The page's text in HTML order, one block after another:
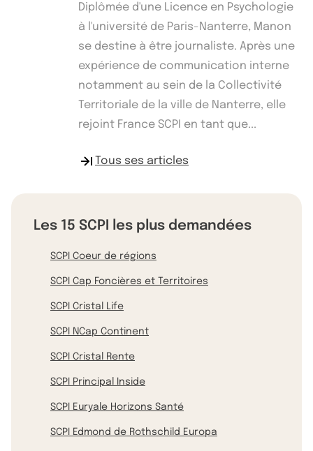
Diplômée d'une Licence en Psychologie
à l'université de Paris-Nanterre, Manon
se destine à être journaliste. Après une
expérience de communication interne
notamment au sein de la Collectivité
Territoriale de la ville de Nanterre, elle
rejoint France SCPI en tant que...
Tous ses articles
Les 15 SCPI les plus demandées
SCPI Coeur de régions
SCPI Cap Foncières et Territoires
SCPI Cristal Life
SCPI NCap Continent
SCPI Cristal Rente
SCPI Principal Inside
SCPI Euryale Horizons Santé
SCPI Edmond de Rothschild Europa